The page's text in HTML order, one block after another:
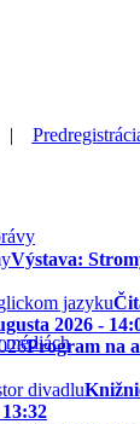
Výstava:
2026 -
Program na